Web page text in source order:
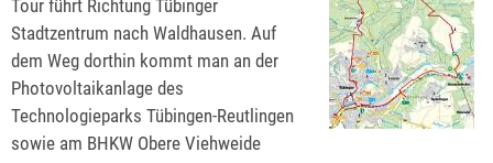
Tour führt Richtung Tübinger
Stadtzentrum nach Waldhausen. Auf
dem Weg dorthin kommt man an der
Photovoltaikanlage des
Technologieparks Tübingen-Reutlingen
sowie am BHKW Obere Viehweide